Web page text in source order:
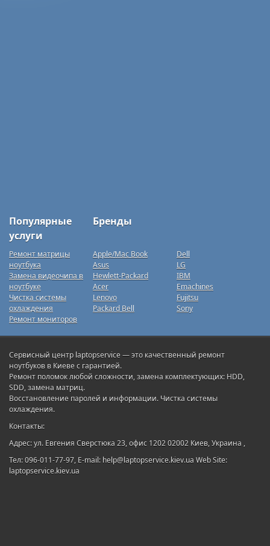
Популярные
услуги
Бренды
Ремонт матрицы
ноутбука
Замена видеочипа в
ноутбуке
Чистка системы
охлаждения
Ремонт мониторов
Apple/Mac Book
Asus
Hewlett-Packard
Acer
Lenovo
Packard Bell
Dell
LG
IBM
Emachines
Fujitsu
Sony
Сервисный центр laptopservice — это качественный ремонт
ноутбуков в Киеве с гарантией.
Ремонт поломок любой сложности, замена комплектующих: HDD,
SDD, замена матриц.
Восстановление паролей и информации. Чистка системы
охлаждения.
Контакты:
Адрес: ул. Евгения Сверстюка 23, офис 1202 02002 Киев, Украина ,
Тел: 096-011-77-97, E-mail: help@laptopservice.kiev.ua Web Site:
laptopservice.kiev.ua